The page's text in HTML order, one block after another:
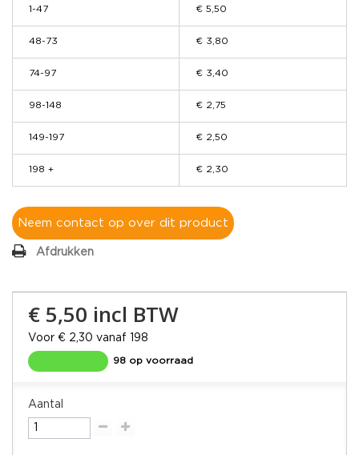
1-47 € 5,50
48-73 € 3,80
74-97 € 3,40
98-148 € 2,75
149-197 € 2,50
198 + € 2,30
Neem contact op over dit product
Afdrukken
€ 5,50 incl BTW
Voor € 2,30 vanaf 198
98 op voorraad
Aantal